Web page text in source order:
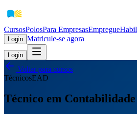
CursosPolosPara Empresas
Login Matricule-se agora
Login
Voltar para cursos
TécnicosEAD
Técnico em Contabilidade